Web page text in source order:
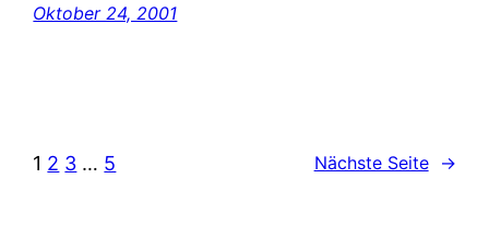
Oktober 24, 2001
1 2 3 … 5 Nächste Seite →